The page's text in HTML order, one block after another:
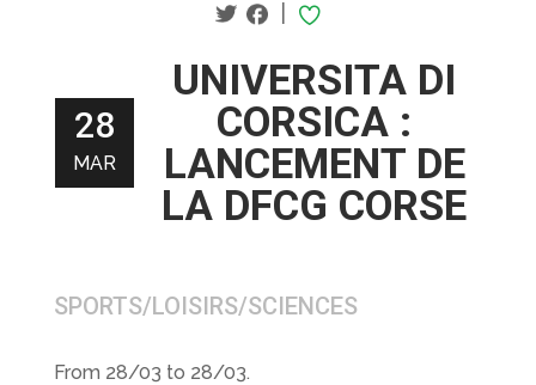
|
28
MAR
UNIVERSITA DI
CORSICA :
LANCEMENT DE
LA DFCG CORSE
SPORTS/LOISIRS/SCIENCES
From 28/03 to 28/03.